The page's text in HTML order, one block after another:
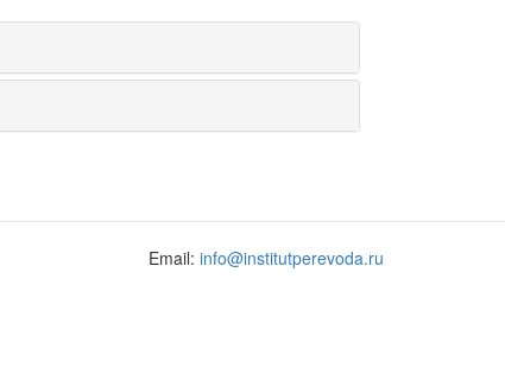
Email: info@institutperevoda.ru